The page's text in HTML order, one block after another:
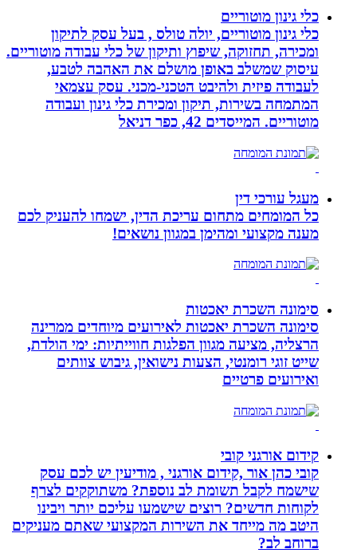
כלי גינון מוטוריים
כלי גינון מוטוריים, יולה טולס , בעל עסק לתיקון
ומכירה, תחזוקה, שיפוץ ותיקון של כלי עבודה מוטוריים.
עיסוק שמשלב באופן מושלם את האהבה לטבע,
לעבודה פיזית ולהיבט הטכני-מכני. עסק עצמאי
המתמחה בשירות, תיקון ומכירת כלי גינון ועבודה
מוטוריים. המייסדים 42, כפר דניאל
מעגל עורכי דין
כל המומחים מתחום עריכת הדין, ישמחו להעניק לכם
מענה מקצועי ומהימן במגוון נושאים!
סימונה השכרת יאכטות
סימונה השכרת יאכטות לאירועים מיוחדים ממרינה
הרצליה, מציעה מגוון הפלגות חווייתיות: ימי הולדת,
שייט זוגי רומנטי, הצעות נישואין, גיבוש צוותים
ואירועים פרטיים
קידום אורגני קובי
קובי כהן אור ,קידום אורגני , מודיעין יש לכם עסק
שישמח לקבל תשומת לב נוספת? משתוקקים לצרף
לקוחות חדשים? רוצים שישמעו עליכם יותר ויבינו
היטב מה מייחד את השירות המקצועי שאתם מעניקים
ברוחב לב?